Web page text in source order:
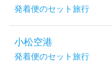
発着便のセット旅行
小松空港
発着便のセット旅行